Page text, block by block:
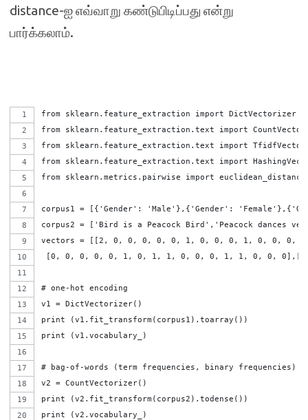
distance-ஐ எவ்வாறு கண்டுபிடிப்பது என்று
பார்க்கலாம்.
from sklearn.feature_extraction import DictVectorizer
from sklearn.feature_extraction.text import
from sklearn.feature_extraction.text import
from sklearn.feature_extraction.text import
from sklearn.metrics.pairwise import
corpus1 = [{'Gender': 'Male'},{'Gender':
corpus2 = ['Bird is a Peacock Bird','Peacock dances
vectors = [[2, 0, 0, 0, 0, 0, 1, 0, 0, 0, 1, 0, 0,
[0, 0, 0, 0, 0, 1, 0, 1, 1, 0, 0, 0, 1, 1, 0, 0,
# one-hot encoding
v1 = DictVectorizer()
print (v1.fit_transform(corpus1).toarray())
print (v1.vocabulary_)
# bag-of-words (term frequencies, binary frequencies)
v2 = CountVectorizer()
print (v2.fit_transform(corpus2).todense())
print (v2.vocabulary_)